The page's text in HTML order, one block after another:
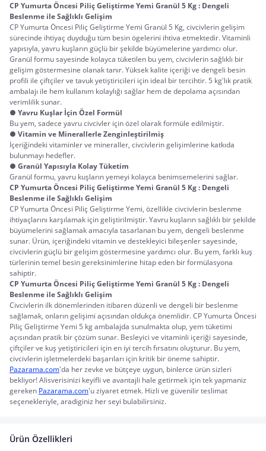
CP Yumurta Öncesi Piliç Geliştirme Yemi Granül 5 Kg : Dengeli
Beslenme ile Sağlıklı Gelişim
CP Yumurta Öncesi Piliç Geliştirme Yemi Granül 5 Kg, civcivlerin gelişim
sürecinde ihtiyaç duyduğu tüm besin ögelerini ihtiva etmektedir. Vitaminli
yapısıyla, yavru kuşların güçlü bir şekilde büyümelerine yardımcı olur.
Granül formu sayesinde kolayca tüketilen bu yem, civcivlerin sağlıklı bir
gelişim göstermesine olanak tanır. Yüksek kalite içeriği ve dengeli besin
profili ile çiftçiler ve tavuk yetiştiricileri için ideal bir tercihtir. 5 kg'lık pratik
ambalajı ile hem kullanım kolaylığı sağlar hem de depolama açısından
verimlilik sunar.
● Yavru Kuşlar İçin Özel Formül
Bu yem, sadece yavru civcivler için özel olarak formüle edilmiştir.
● Vitamin ve Minerallerle Zenginleştirilmiş
İçeriğindeki vitaminler ve mineraller, civcivlerin gelişimlerine katkıda
bulunmayı hedefler.
● Granül Yapısıyla Kolay Tüketim
Granül formu, yavru kuşların yemeyi kolayca benimsemelerini sağlar.
CP Yumurta Öncesi Piliç Geliştirme Yemi Granül 5 Kg : Dengeli
Beslenme ile Sağlıklı Gelişim
CP Yumurta Öncesi Piliç Geliştirme Yemi, özellikle civcivlerin beslenme
ihtiyaçlarını karşılamak için geliştirilmiştir. Yavru kuşların sağlıklı bir şekilde
büyümelerini sağlamak amacıyla tasarlanan bu yem, dengeli beslenme
sunar. Ürün, içeriğindeki vitamin ve destekleyici bileşenler sayesinde,
civcivlerin güçlü bir gelişim göstermesine yardımcı olur. Bu yem, farklı kuş
türlerinin temel besin gereksinimlerine hitap eden bir formülasyona
sahiptir.
CP Yumurta Öncesi Piliç Geliştirme Yemi Granül 5 Kg : Dengeli
Beslenme ile Sağlıklı Gelişim
Civcivlerin ilk dönemlerinden itibaren düzenli ve dengeli bir beslenme
sağlamak, onların gelişimi açısından oldukça önemlidir. CP Yumurta Öncesi
Piliç Geliştirme Yemi 5 kg ambalajda sunulmakta olup, yem tüketimi
açısından pratik bir çözüm sunar. Besleyici ve vitaminli içeriği sayesinde,
çiftçiler ve kuş yetiştiricileri için en iyi tercih fırsatını oluşturur. Bu yem,
civcivlerin işletmelerdeki başarıları için kritik bir öneme sahiptir.
Pazarama.com'da her zevke ve bütçeye uygun, binlerce ürün sizleri
bekliyor! Alisverisinizi keyifli ve avantajli hale getirmek için tek yapmaniz
gereken Pazarama.com'u ziyaret etmek. Hizli ve güvenilir teslimat
seçenekleriyle, aradiginiz her seyi bulabilirsiniz.
Ürün Özellikleri